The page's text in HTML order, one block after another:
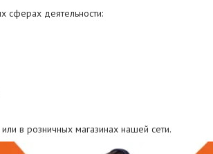
сферах деятельности:
в розничных магазинах нашей сети.